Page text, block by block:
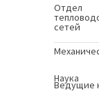
Отдел
сетей
Наука
Ведущие